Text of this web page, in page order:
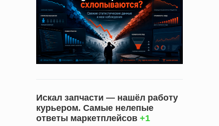
Искал запчасти — нашёл работу
курьером. Самые нелепые
ответы маркетплейсов +1